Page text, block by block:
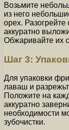
Возьмите
из него
орех.
аккуратно
Обжаривайте их с
Шаг 3:
Для упаковки
лаваш и
Положите на
аккуратно
необходимости
зубочистки.